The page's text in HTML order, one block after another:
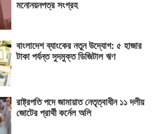
মনোনয়নপত্র সংগ্রহ
বাংলাদেশ ব্যাংকের নতুন উদ্যোগ: ৫ হাজার
টাকা পর্যন্ত সুদমুক্ত ডিজিটাল ঋণ
রাষ্ট্রপতি পদে জামায়াত নেতৃত্বাধীন ১১ দলীয়
জোটের প্রার্থী কর্নেল অলি